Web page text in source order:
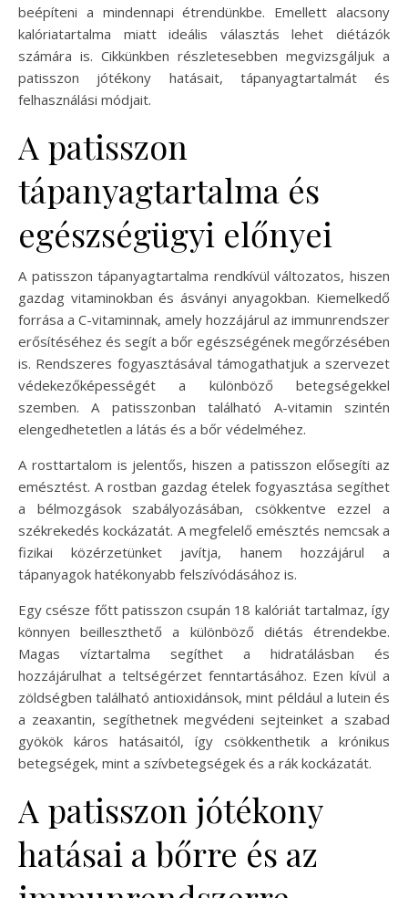
beépíteni a mindennapi étrendünkbe. Emellett alacsony
kalóriatartalma miatt ideális választás lehet diétázók
számára is. Cikkünkben részletesebben megvizsgáljuk a
patisszon jótékony hatásait, tápanyagtartalmát és
felhasználási módjait.
A patisszon
tápanyagtartalma és
egészségügyi előnyei
A patisszon tápanyagtartalma rendkívül változatos, hiszen
gazdag vitaminokban és ásványi anyagokban. Kiemelkedő
forrása a C-vitaminnak, amely hozzájárul az immunrendszer
erősítéséhez és segít a bőr egészségének megőrzésében
is. Rendszeres fogyasztásával támogathatjuk a szervezet
védekezőképességét a különböző betegségekkel
szemben. A patisszonban található A-vitamin szintén
elengedhetetlen a látás és a bőr védelméhez.
A rosttartalom is jelentős, hiszen a patisszon elősegíti az
emésztést. A rostban gazdag ételek fogyasztása segíthet
a bélmozgások szabályozásában, csökkentve ezzel a
székrekedés kockázatát. A megfelelő emésztés nemcsak a
fizikai közérzetünket javítja, hanem hozzájárul a
tápanyagok hatékonyabb felszívódásához is.
Egy csésze főtt patisszon csupán 18 kalóriát tartalmaz, így
könnyen beilleszthető a különböző diétás étrendekbe.
Magas víztartalma segíthet a hidratálásban és
hozzájárulhat a teltségérzet fenntartásához. Ezen kívül a
zöldségben található antioxidánsok, mint például a lutein és
a zeaxantin, segíthetnek megvédeni sejteinket a szabad
gyökök káros hatásaitól, így csökkenthetik a krónikus
betegségek, mint a szívbetegségek és a rák kockázatát.
A patisszon jótékony
hatásai a bőrre és az